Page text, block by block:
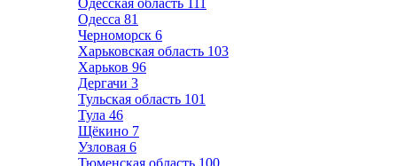
Одесская область 111
Одесса 81
Черноморск 6
Харьковская область 103
Харьков 96
Дергачи 3
Тульская область 101
Тула 46
Щёкино 7
Узловая 6
Тюменская область 100